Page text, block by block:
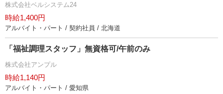
株式会社ベルシステム24
時給1,400円
アルバイト・パート / 契約社員 / 北海道
「福祉調理スタッフ」無資格可/午前のみ
株式会社アンプル
時給1,140円
アルバイト・パート / 愛知県